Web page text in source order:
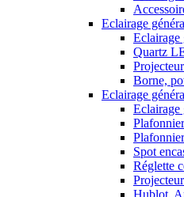
Eclairage
Eclairage
Quartz
Borne,
Eclairage
Eclairage
Spot
Réglette
Hublot,